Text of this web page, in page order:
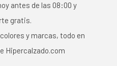
antes de las 08:00 y
gratis.
y marcas, todo en
Hipercalzado.com